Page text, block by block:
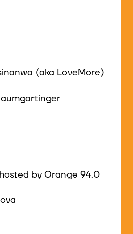
(aka LoveMore)
by Orange 94.0